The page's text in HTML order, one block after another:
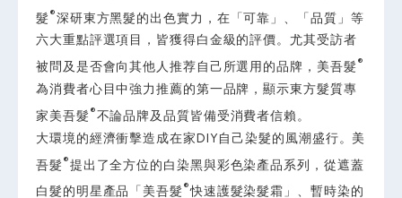
髮 ®深研東方黑髮的出色實力，在「可靠」、「品質」等
六大重點評選項目，皆獲得白金級的評價。尤其受訪者
被問及是否會向其他人推荐自己所選用的品牌，美吾髮 ®
為消費者心目中強力推薦的第一品牌，顯示東方髮質專
家美吾髮 ®不論品牌及品質皆備受消費者信賴。
大環境的經濟衝擊造成在家DIY自己染髮的風潮盛行。美
吾髮 ®提出了全方位的白染黑與彩色染產品系列，從遮蓋
白髮的明星產品「美吾髮 ®快速護髮染髮霜」、暫時染的